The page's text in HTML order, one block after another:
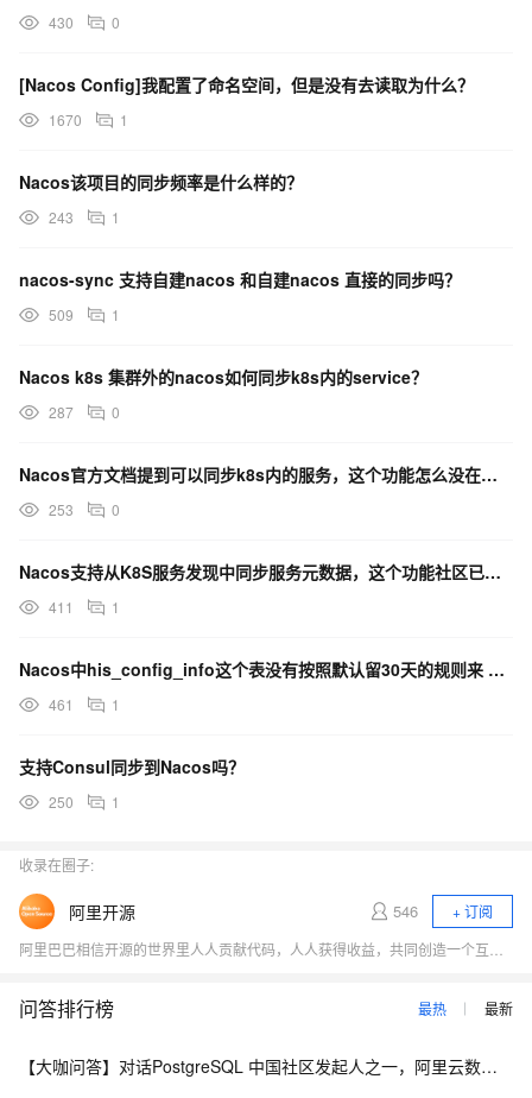
430 0
[Nacos Config]我配置了命名空间，但是没有去读取为什么？
1670 1
Nacos该项目的同步频率是什么样的？
243 1
nacos-sync 支持自建nacos 和自建nacos 直接的同步吗？
509 1
Nacos k8s 集群外的nacos如何同步k8s内的service？
287 0
Nacos官方文档提到可以同步k8s内的服务，这个功能怎么没在源码内找到呢？
253 0
Nacos支持从K8S服务发现中同步服务元数据，这个功能社区已经实现了吗？
411 1
Nacos中his_config_info这个表没有按照默认留30天的规则来 一般是哪儿出问题了 ？
461 1
支持Consul同步到Nacos吗？
250 1
收录在圈子:
阿里开源 546
+ 订阅
问答排行榜 最热 最新
【大咖问答】对话PostgreSQL 中国社区发起人之一，阿里云数据库高级专家 德哥